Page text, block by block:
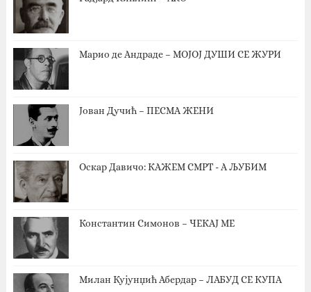
Марио де Андраде – МОЈОЈ ДУШИ СЕ ЖУРИ
Јован Дучић – ПЕСМА ЖЕНИ
Оскар Давичо‎: КАЖЕМ СМРТ - А ЉУБИМ
Константин Симонов – ЧЕКАЈ МЕ
Милан Кујунџић Абердар – ЛАБУД СЕ КУПА